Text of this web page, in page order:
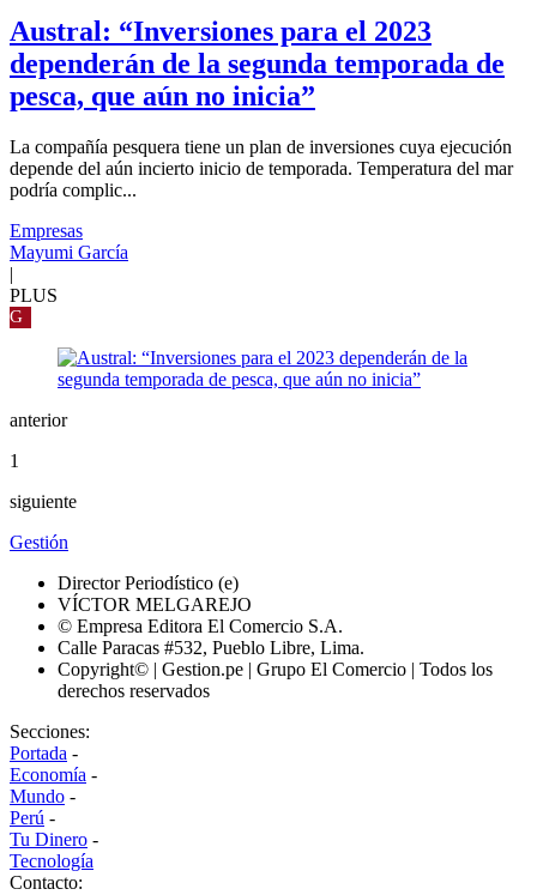
Austral: “Inversiones para el 2023
dependerán de la segunda temporada de
pesca, que aún no inicia”
La compañía pesquera tiene un plan de inversiones cuya ejecución
depende del aún incierto inicio de temporada. Temperatura del mar
podría complic...
Empresas
Mayumi García
|
PLUS
G
anterior
1
siguiente
Gestión
Director Periodístico (e)
VÍCTOR MELGAREJO
© Empresa Editora El Comercio S.A.
Calle Paracas #532, Pueblo Libre, Lima.
Copyright© | Gestion.pe | Grupo El Comercio | Todos los
derechos reservados
Secciones:
Portada -
Economía -
Mundo -
Perú -
Tu Dinero -
Tecnología
Contacto: